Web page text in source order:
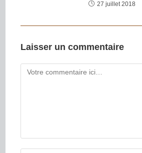
27 juillet 2018
Laisser un commentaire